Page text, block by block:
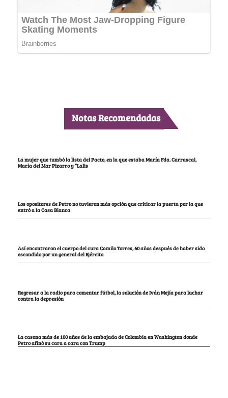
Notas Recomendadas
La mujer que tumbó la lista del Pacto, en la que estaba María Fda. Carrascal,
María del Mar Pizarro y “Lalis
Los opositores de Petro no tuvieron más opción que criticar la puerta por la que
entró a la Casa Blanca
Así encontraron el cuerpo del cura Camilo Torres, 60 años después de haber sido
escondido por un general del Ejército
Regresar a la radio para comentar fútbol, la solución de Iván Mejía para luchar
contra la depresión
La casona más de 100 años de la embajada de Colombia en Washington donde
Petro afinó su cara a cara con Trump